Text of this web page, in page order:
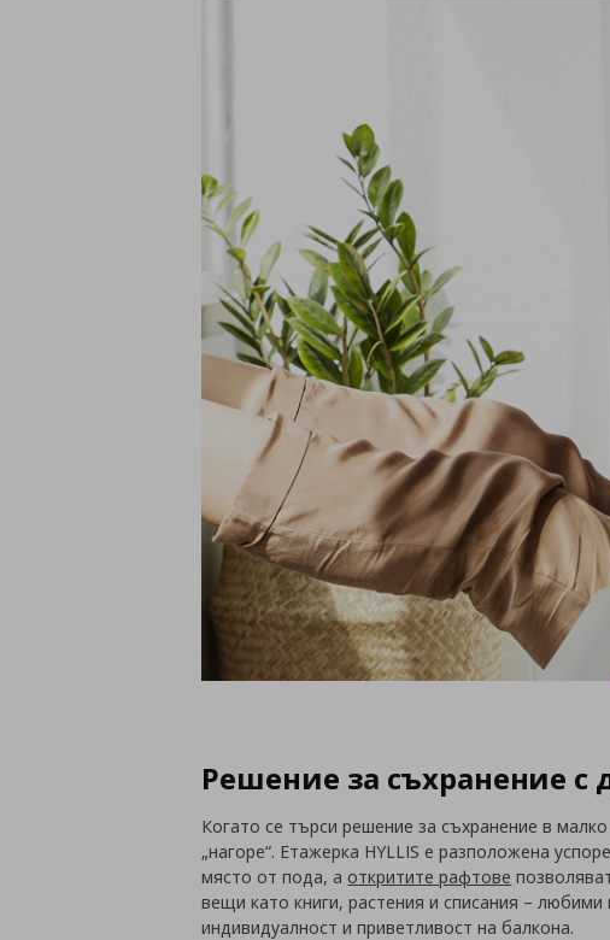
Решение за съхранение с
Когато се търси решение за съхранение в
„нагоре“. Етажерка HYLLIS е разположена
място от пода, аоткритите рафтове
вещи като книги, растения и списания –
индивидуалност и приветливост на балкона.